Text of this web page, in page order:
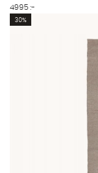
4995 :-
30%